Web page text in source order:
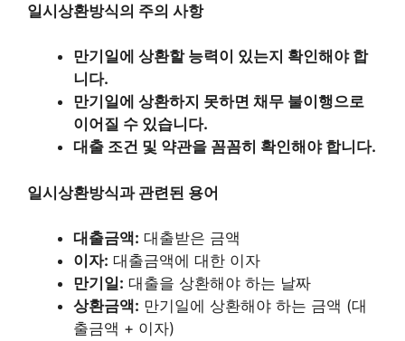
일시상환방식의 주의 사항
만기일에 상환할 능력이 있는지 확인해야 합
니다.
만기일에 상환하지 못하면 채무 불이행으로
이어질 수 있습니다.
대출 조건 및 약관을 꼼꼼히 확인해야 합니다.
일시상환방식과 관련된 용어
대출금액: 대출받은 금액
이자: 대출금액에 대한 이자
만기일: 대출을 상환해야 하는 날짜
상환금액: 만기일에 상환해야 하는 금액 (대
출금액 + 이자)